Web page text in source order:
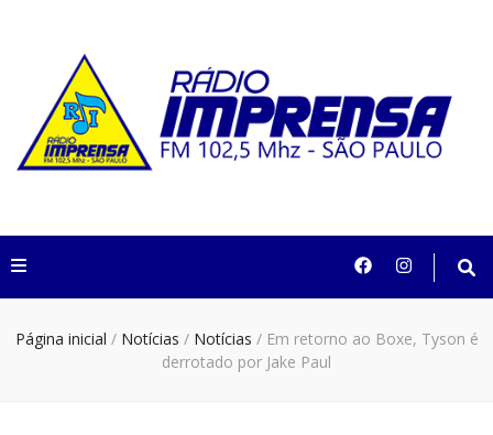
Rádio Imprensa
102,5 São Paulo
Página inicial / Notícias / Notícias / Em retorno ao Boxe, Tyson é
derrotado por Jake Paul